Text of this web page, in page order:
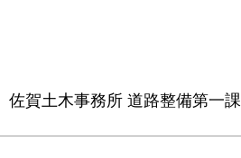
佐賀土木事務所 道路整備第一課